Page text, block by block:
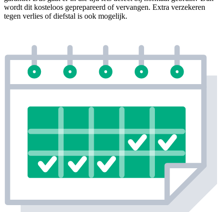
wordt dit kosteloos geprepareerd of vervangen. Extra verzekeren
tegen verlies of diefstal is ook mogelijk.